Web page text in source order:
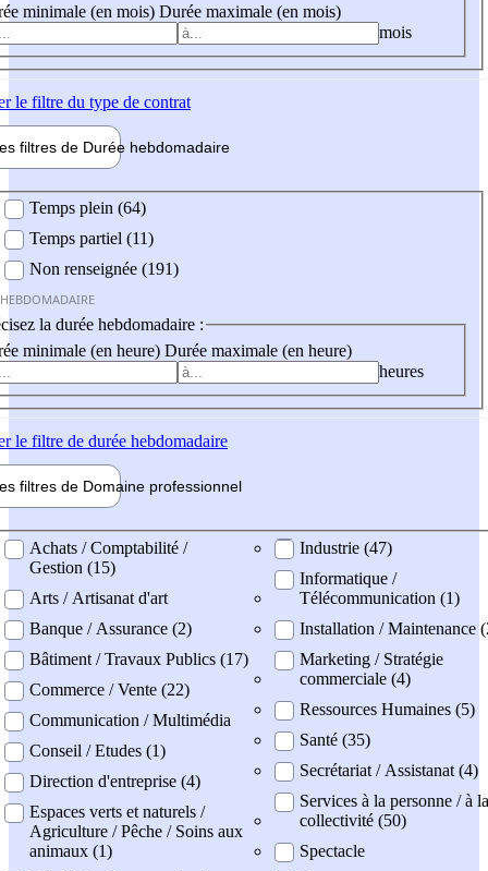
minimale (en mois) Durée maximale (en mois)
mois
le filtre du type de contrat
filtres de Durée hebdomadaire
Temps plein (64)
Temps partiel (11)
Non renseignée (191)
la durée hebdomadaire :
minimale (en heure) Durée maximale (en heure)
heures
le filtre de durée hebdomadaire
filtres de Domaine professionnel
professionel
Achats / Comptabilité /
Gestion (15)
Arts / Artisanat d'art
Banque / Assurance (2)
Bâtiment / Travaux Publics (17)
Commerce / Vente (22)
Communication / Multimédia
Conseil / Etudes (1)
Direction d'entreprise (4)
Espaces verts et naturels /
Agriculture / Pêche / Soins aux
animaux (1)
Industrie (47)
Informatique /
Télécommunication (1)
Installation / Maintenance
Marketing / Stratégie
commerciale (4)
Ressources Humaines (5)
Santé (35)
Secrétariat / Assistanat (4)
Services à la personne / à la
collectivité (50)
Spectacle